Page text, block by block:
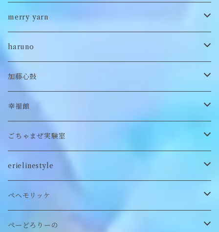
ポンチョ
雑貨
キッズ
チョーカー
ヘアバレッタ
付け襟
カードケース
ロンT
Tシャツ
キーホルダー
ぬいぐるみ
クッション
パンツ
スカート
シューズ/サンダル
セットアップ
ブローチ
ぬいぐるみブローチ
ぬいぐるみリング
ぬいぐるみ鏡
ぬいぐるみキーホルダー
ぬいぐるみマフラー
ステッカー
ぬいぐるみヘアピン
缶バッヂ
ブローチ
マフラー
merry yarn
帽子
haruno
ヘアゴム
靴下
キーホルダー
加藤心鼓
ロンT
幸福館
トレーナー
ロンT
CAP
other
ごちゃまぜ実験室
バッグ
アクセサリー
雑貨
erielinestyle
ピアス/イヤリング
ネックレス
ペヘモリッケ
帽子
ぺーどろりーの